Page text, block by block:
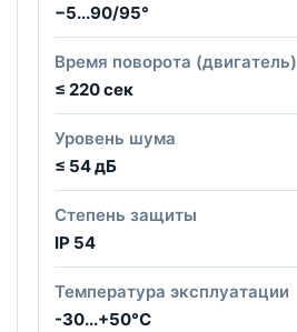
−5...90/95°
Время поворота (двигатель)
≤ 220 сек
Уровень шума
≤ 54 дБ
Степень защиты
IP 54
Температура эксплуатации
-30...+50°С